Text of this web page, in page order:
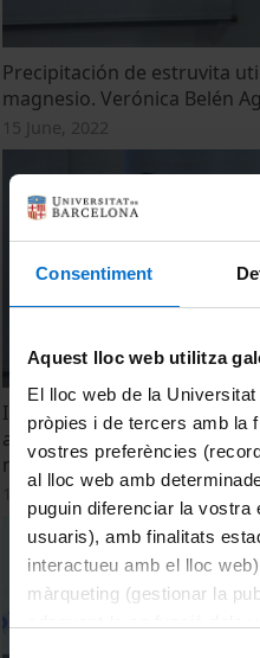
Consentiment
Aquest lloc web utilitza
El lloc web de la
pròpies i de tercers amb la
vostres preferències
al lloc web amb
puguin diferenciar la vostra
usuaris), amb finalitats
interactueu amb el lloc
màrqueting (gestionar la
Precipitación de estruvita
magnesio. Verónica Belén
15 June, 2022
Implicacions econòmiques
anaeròbic de membrana
municipals. Sergi Vinardell